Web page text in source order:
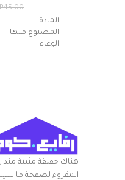
45.00
المادة
المصنوع منها
الوعاء
التجارية
اللون
شكل السلعة
هناك حقيقة مثبتة
المقروء لصفحة ما